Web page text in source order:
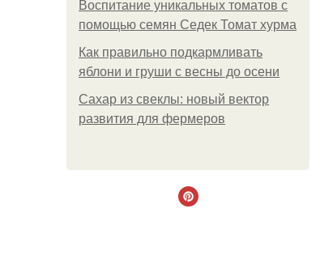
Воспитание уникальных томатов с
помощью семян Седек Томат хурма
Как правильно подкармливать
яблони и груши с весны до осени
Сахар из свеклы: новый вектор
развития для фермеров